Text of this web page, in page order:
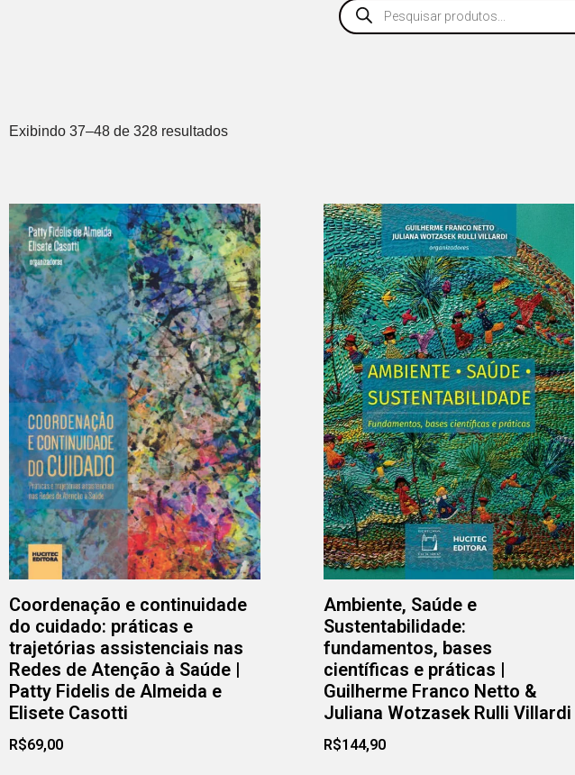
Exibindo 37–48 de 328 resultados
Coordenação e continuidade
do cuidado: práticas e
trajetórias assistenciais nas
Redes de Atenção à Saúde |
Patty Fidelis de Almeida e
Elisete Casotti
R$69,00
Ambiente, Saúde e
Sustentabilidade:
fundamentos, bases
científicas e práticas |
Guilherme Franco Netto &
Juliana Wotzasek Rulli Villardi
R$144,90